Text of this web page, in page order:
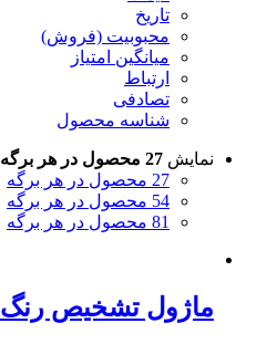
تاریخ
محبوبیت (فروش)
میانگین امتیاز
ارتباط
تصادفی
شناسه محصول
نمایش 27 محصول در هر برگه
27 محصول در هر برگه
54 محصول در هر برگه
81 محصول در هر برگه
ماژول تشخیص رنگ TCS3200